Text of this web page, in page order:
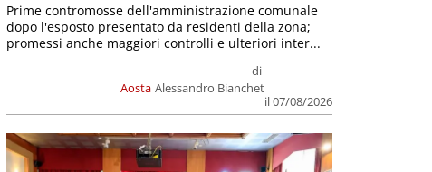
Aosta
di
Alessandro Bianchet
il 07/08/2026
Prime contromosse dell'amministrazione comunale
dopo l'esposto presentato da residenti della zona;
promessi anche maggiori controlli e ulteriori inter...